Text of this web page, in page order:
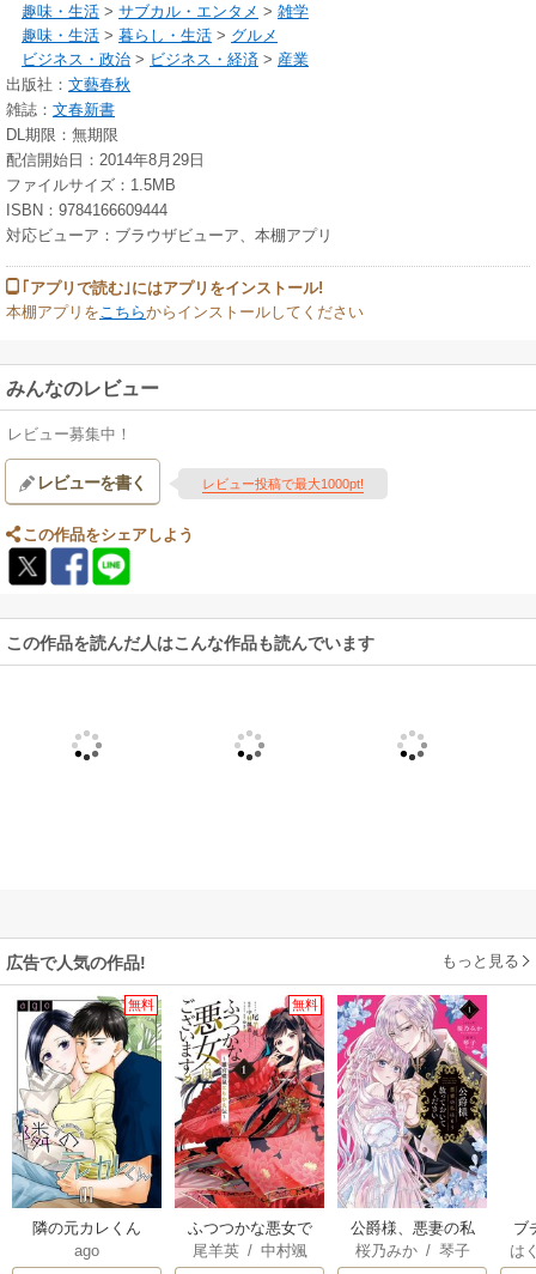
趣味・生活 > サブカル・エンタメ > 雑学
趣味・生活 > 暮らし・生活 > グルメ
ビジネス・政治 > ビジネス・経済 > 産業
出版社： 文藝春秋
雑誌： 文春新書
DL期限：無期限
配信開始日：2014年8月29日
ファイルサイズ：1.5MB
ISBN：9784166609444
対応ビューア：ブラウザビューア、本棚アプリ
｢アプリで読む｣にはアプリをインストール!
本棚アプリを こちらからインストールしてください
みんなのレビュー
レビュー募集中！
レビューを書く レビュー投稿で最大1000pt!
この作品をシェアしよう
この作品を読んだ人はこんな作品も読んでいます
広告で人気の作品! もっと見る
無料
隣の元カレくん
ago
無料
ふつつかな悪女で
はございますが ～
尾羊英/ 中村颯
公爵様、悪妻の私
はもう放っておい
桜乃みか/ 琴子
ブ
復
は